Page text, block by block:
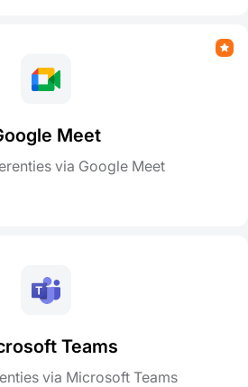
Meet
via Google Meet
Teams
via Microsoft Teams